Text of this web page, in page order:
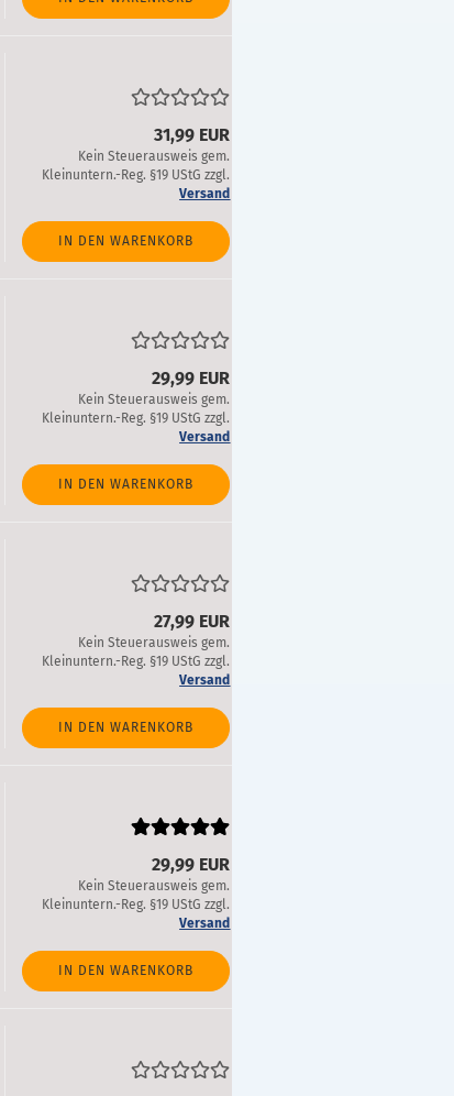
31,99 EUR
Kein Steuerausweis gem.
Kleinuntern.-Reg. §19 UStG zzgl.
Versand
IN DEN WARENKORB
29,99 EUR
Kein Steuerausweis gem.
Kleinuntern.-Reg. §19 UStG zzgl.
Versand
IN DEN WARENKORB
27,99 EUR
Kein Steuerausweis gem.
Kleinuntern.-Reg. §19 UStG zzgl.
Versand
IN DEN WARENKORB
29,99 EUR
Kein Steuerausweis gem.
Kleinuntern.-Reg. §19 UStG zzgl.
Versand
IN DEN WARENKORB